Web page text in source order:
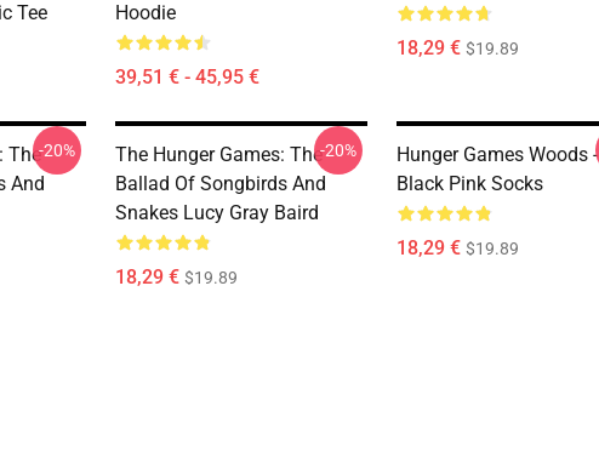
Tee
Hoodie
39,51 € - 45,95 €
18,29 € $19.89
The
And
-20%
The Hunger Games: The
Ballad Of Songbirds And
Snakes Lucy Gray Baird
18,29 € $19.89
-20%
Hunger Games Woods -
Black Pink Socks
18,29 € $19.89